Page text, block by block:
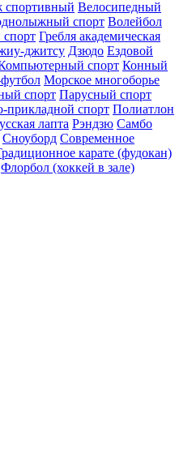
спортивный Велосипедный
спорт Волейбол
Гребля академическая
джитсу Дзюдо Ездовой
спорт Конный
Морское многоборье
спорт Парусный спорт
прикладной спорт Полиатлон
лапта Рэндзю Самбо
Сноуборд Современное
карате (фудокан)
Флорбол (хоккей в зале)